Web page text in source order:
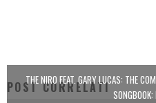
POST CORRELATI
THE NIRO FEAT. GARY LUCAS: THE
SONGBOOK: